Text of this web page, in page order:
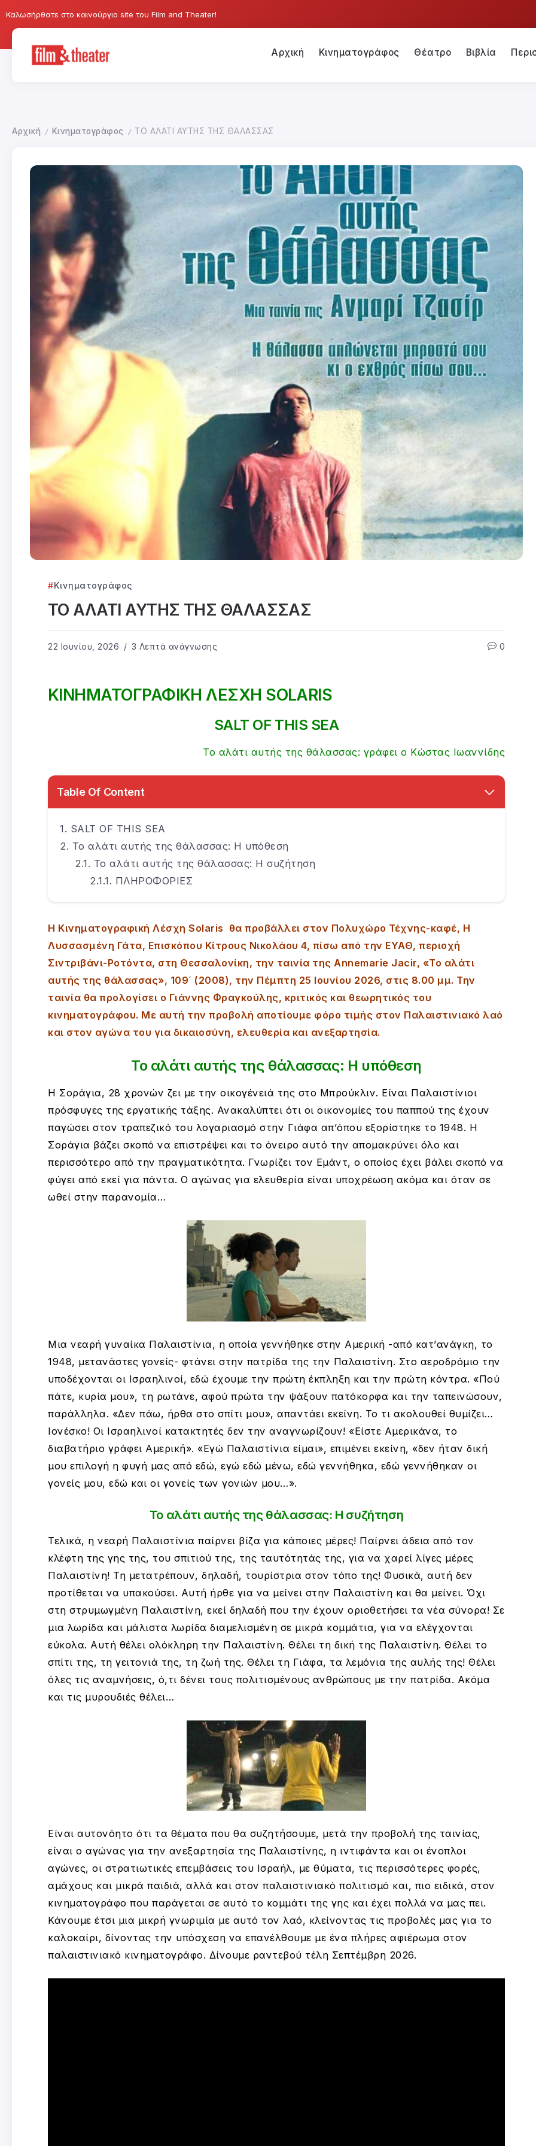
Καλωσήρθατε στο καινούργιο site του Film and Theater!
Αρχική Κινηματογράφος Θέατρο Βιβλία
Αρχική / Κινηματογράφος / ΤΟ ΑΛΑΤΙ ΑΥΤΗΣ ΤΗΣ ΘΑΛΑΣΣΑΣ
Κινηματογράφος
ΤΟ ΑΛΑΤΙ ΑΥΤΗΣ ΤΗΣ ΘΑΛΑΣΣΑΣ
22 Ιουνίου, 2026 3 Λεπτά ανάγνωσης 0
ΚΙΝΗΜΑΤΟΓΡΑΦΙΚΗ ΛΕΣΧΗ SOLARIS
SALT OF THIS SEA
Το αλάτι αυτής της θάλασσας: γράφει ο Κώστας Ιωαννίδης
Table Of Content
SALT OF THIS SEA
Το αλάτι αυτής της θάλασσας: Η υπόθεση
Το αλάτι αυτής της θάλασσας: Η συζήτηση
ΠΛΗΡΟΦΟΡΙΕΣ
Η Κινηματογραφική Λέσχη Solaris θα προβάλλει στον Πολυχώρο Τέχνης-καφέ, Η
Λυσσασμένη Γάτα, Επισκόπου Κίτρους Νικολάου 4, πίσω από την ΕΥΑΘ, περιοχή
Σιντριβάνι-Ροτόντα, στη Θεσσαλονίκη, την ταινία της Annemarie Jacir, «Το αλάτι
αυτής της θάλασσας», 109΄ (2008), την Πέμπτη 25 Ιουνίου 2026, στις 8.00 μμ. Την
ταινία θα προλογίσει ο Γιάννης Φραγκούλης, κριτικός και θεωρητικός του
κινηματογράφου. Με αυτή την προβολή αποτίουμε φόρο τιμής στον Παλαιστινιακό λαό
και στον αγώνα του για δικαιοσύνη, ελευθερία και ανεξαρτησία.
Το αλάτι αυτής της θάλασσας: Η υπόθεση
Η Σοράγια, 28 χρονών ζει με την οικογένειά της στο Μπρούκλιν. Είναι Παλαιστίνιοι
πρόσφυγες της εργατικής τάξης. Ανακαλύπτει ότι οι οικονομίες του παππού της έχουν
παγώσει στον τραπεζικό του λογαριασμό στην Γιάφα απ’όπου εξορίστηκε το 1948. Η
Σοράγια βάζει σκοπό να επιστρέψει και το όνειρο αυτό την απομακρύνει όλο και
περισσότερο από την πραγματικότητα. Γνωρίζει τον Εμάντ, ο οποίος έχει βάλει σκοπό να
φύγει από εκεί για πάντα. Ο αγώνας για ελευθερία είναι υποχρέωση ακόμα και όταν σε
ωθεί στην παρανομία…
Μια νεαρή γυναίκα Παλαιστίνια, η οποία γεννήθηκε στην Αμερική -από κατ’ανάγκη, το
1948, μετανάστες γονείς- φτάνει στην πατρίδα της την Παλαιστίνη. Στο αεροδρόμιο την
υποδέχονται οι Ισραηλινοί, εδώ έχουμε την πρώτη έκπληξη και την πρώτη κόντρα. «Πού
πάτε, κυρία μου», τη ρωτάνε, αφού πρώτα την ψάξουν πατόκορφα και την ταπεινώσουν,
παράλληλα. «Δεν πάω, ήρθα στο σπίτι μου», απαντάει εκείνη. Το τι ακολουθεί θυμίζει…
Ιονέσκο! Οι Ισραηλινοί κατακτητές δεν την αναγνωρίζουν! «Είστε Αμερικάνα, το
διαβατήριο γράφει Αμερική». «Εγώ Παλαιστίνια είμαι», επιμένει εκείνη, «δεν ήταν δική
μου επιλογή η φυγή μας από εδώ, εγώ εδώ μένω, εδώ γεννήθηκα, εδώ γεννήθηκαν οι
γονείς μου, εδώ και οι γονείς των γονιών μου…».
Το αλάτι αυτής της θάλασσας: Η συζήτηση
Τελικά, η νεαρή Παλαιστίνια παίρνει βίζα για κάποιες μέρες! Παίρνει άδεια από τον
κλέφτη της γης της, του σπιτιού της, της ταυτότητάς της, για να χαρεί λίγες μέρες
Παλαιστίνη! Τη μετατρέπουν, δηλαδή, τουρίστρια στον τόπο της! Φυσικά, αυτή δεν
προτίθεται να υπακούσει. Αυτή ήρθε για να μείνει στην Παλαιστίνη και θα μείνει. Όχι
στη στρυμωγμένη Παλαιστίνη, εκεί δηλαδή που την έχουν οριοθετήσει τα νέα σύνορα! Σε
μια λωρίδα και μάλιστα λωρίδα διαμελισμένη σε μικρά κομμάτια, για να ελέγχονται
εύκολα. Αυτή θέλει ολόκληρη την Παλαιστίνη. Θέλει τη δική της Παλαιστίνη. Θέλει το
σπίτι της, τη γειτονιά της, τη ζωή της. Θέλει τη Γιάφα, τα λεμόνια της αυλής της! Θέλει
όλες τις αναμνήσεις, ό,τι δένει τους πολιτισμένους ανθρώπους με την πατρίδα. Ακόμα
και τις μυρουδιές θέλει…
Είναι αυτονόητο ότι τα θέματα που θα συζητήσουμε, μετά την προβολή της ταινίας,
είναι ο αγώνας για την ανεξαρτησία της Παλαιστίνης, η ιντιφάντα και οι ένοπλοι
αγώνες, οι στρατιωτικές επεμβάσεις του Ισραήλ, με θύματα, τις περισσότερες φορές,
αμάχους και μικρά παιδιά, αλλά και στον παλαιστινιακό πολιτισμό και, πιο ειδικά, στον
κινηματογράφο που παράγεται σε αυτό το κομμάτι της γης και έχει πολλά να μας πει.
Κάνουμε έτσι μια μικρή γνωριμία με αυτό τον λαό, κλείνοντας τις προβολές μας για το
καλοκαίρι, δίνοντας την υπόσχεση να επανέλθουμε με ένα πλήρες αφιέρωμα στον
παλαιστινιακό κινηματογράφο. Δίνουμε ραντεβού τέλη Σεπτέμβρη 2026.